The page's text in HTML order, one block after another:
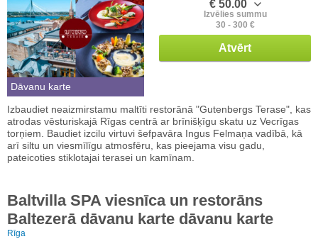
Dāvanu karte
€ 50.00
Izvēlies summu
30 - 300 €
Atvērt
Izbaudiet neaizmirstamu maltīti restorānā "Gutenbergs Terase", kas
atrodas vēsturiskajā Rīgas centrā ar brīnišķīgu skatu uz Vecrīgas
torņiem. Baudiet izcilu virtuvi šefpavāra Ingus Felmaņa vadībā, kā
arī siltu un viesmīlīgu atmosfēru, kas pieejama visu gadu,
pateicoties stiklotajai terasei un kamīnam.
Baltvilla SPA viesnīca un restorāns
Baltezerā dāvanu karte dāvanu karte
Rīga